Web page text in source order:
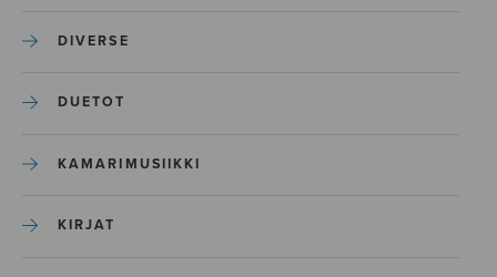
DIVERSE
DUETOT
KAMARIMUSIIKKI
KIRJAT